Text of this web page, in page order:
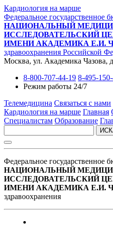
Кардиология на марше
Федеральное государственное
НАЦИОНАЛЬНЫЙ
ИССЛЕДОВАТЕЛЬСКИЙ
ИМЕНИ АКАДЕМИКА Е.И.
здравоохранения Российской
Москва, ул. Академика Чазова,
8-800-707-44-19 8-495-
Режим работы 24/7
Телемедицина Связаться с нами
Кардиология на марше Главная
Специалистам Образование
Федеральное государственное
НАЦИОНАЛЬНЫЙ
ИССЛЕДОВАТЕЛЬСКИЙ
ИМЕНИ АКАДЕМИКА Е.И.
здравоохранения